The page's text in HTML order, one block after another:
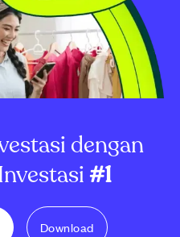
dengan
#1
Download